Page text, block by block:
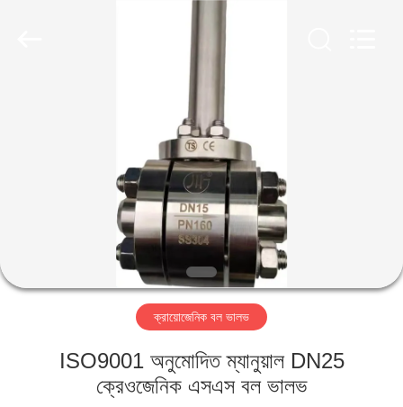
আমাদের
সম্পর্কে
কারখানা
ক্রায়োজেনিক বল ভালভ
ISO9001 অনুমোদিত ম্যানুয়াল DN25
ক্রেওজেনিক এসএস বল ভালভ